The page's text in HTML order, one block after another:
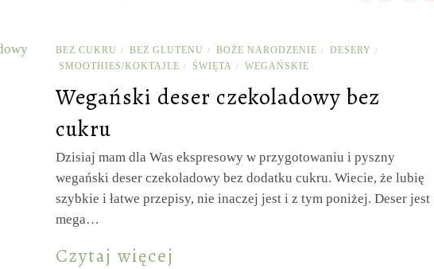
BEZ CUKRU / BEZ GLUTENU / BOŻE NARODZENIE / DESERY /
SMOOTHIES/KOKTAJLE / ŚWIĘTA / WEGAŃSKIE
Wegański deser czekoladowy bez
cukru
Dzisiaj mam dla Was ekspresowy w przygotowaniu i pyszny
wegański deser czekoladowy bez dodatku cukru. Wiecie, że lubię
szybkie i łatwe przepisy, nie inaczej jest i z tym poniżej. Deser jest
mega…
Czytaj więcej